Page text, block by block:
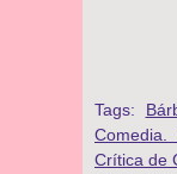
Tags:
Crítica de